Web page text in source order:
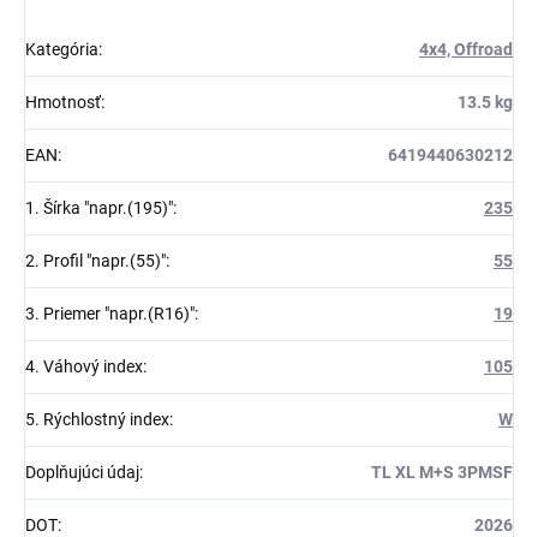
Kategória: 4x4, Offroad
Hmotnosť: 13.5 kg
EAN: 6419440630212
1. Šírka "napr.(195)": 235
2. Profil "napr.(55)": 55
3. Priemer "napr.(R16)": 19
4. Váhový index: 105
5. Rýchlostný index: W
Doplňujúci údaj: TL XL M+S 3PMSF
DOT: 2026